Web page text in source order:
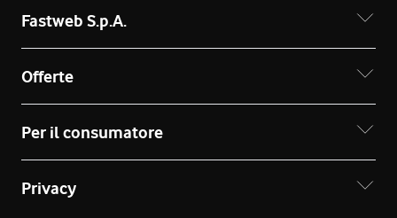
Fastweb S.p.A.
Offerte
Per il consumatore
Privacy